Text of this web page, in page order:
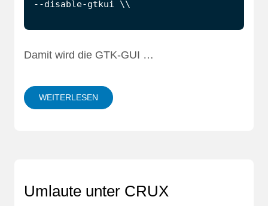
Damit wird die GTK-GUI …
WEITERLESEN
Umlaute unter CRUX